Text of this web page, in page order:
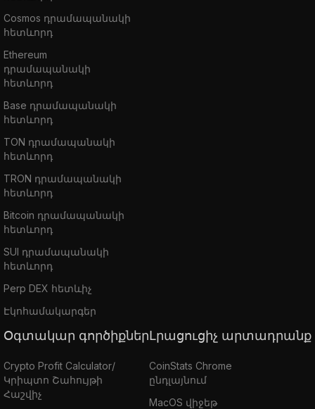
Cosmos դրամապանակի
հետևորդ
Ethereum
դրամապանակի
հետևորդ
Base դրամապանակի
հետևորդ
TON դրամապանակի
հետևորդ
TRON դրամապանակի
հետևորդ
Bitcoin դրամապանակի
հետևորդ
SUI դրամապանակի
հետևորդ
Perp DEX հետևիչ
Էկոհամակարգեր
Օգտակար գործիքներ
Crypto Profit Calculator/
Կրիպտո Շահույթի
Հաշվիչ
Լրացուցիչ արտադրանք
CoinStats Chrome
ընդլայնում
MacOS վիջեթ